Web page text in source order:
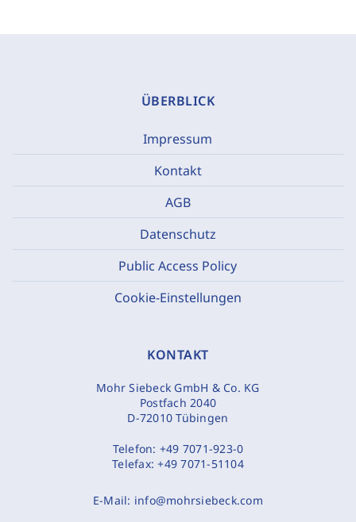
ÜBERBLICK
Impressum
Kontakt
AGB
Datenschutz
Public Access Policy
Cookie-Einstellungen
KONTAKT
Mohr Siebeck GmbH & Co. KG
Postfach 2040
D-72010 Tübingen
Telefon: +49 7071-923-0
Telefax:+49 7071-51104
E-Mail: info@mohrsiebeck.com